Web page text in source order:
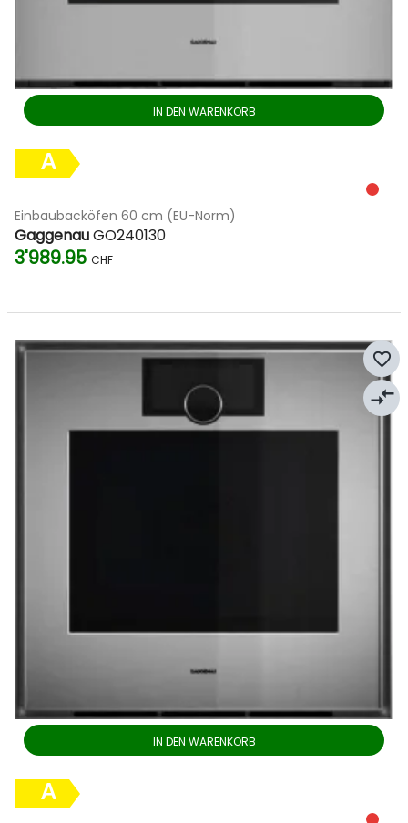
IN DEN WARENKORB
A
Einbaubacköfen 60 cm (EU-Norm)
GaggenauGO240130
3'989.95 CHF
IN DEN WARENKORB
A
favorite_border
compare_arrows